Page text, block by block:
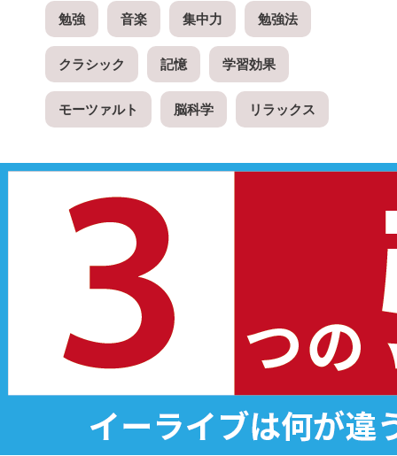
勉強 音楽 集中力 勉強法
クラシック 記憶 学習効果
モーツァルト 脳科学 リラックス